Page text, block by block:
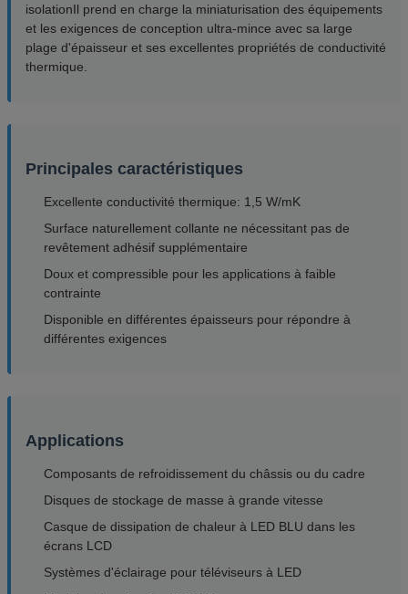
isolationIl prend en charge la miniaturisation des équipements
et les exigences de conception ultra-mince avec sa large
plage d'épaisseur et ses excellentes propriétés de conductivité
thermique.
Principales caractéristiques
Excellente conductivité thermique: 1,5 W/mK
Surface naturellement collante ne nécessitant pas de
revêtement adhésif supplémentaire
Doux et compressible pour les applications à faible
contrainte
Disponible en différentes épaisseurs pour répondre à
différentes exigences
Applications
Composants de refroidissement du châssis ou du cadre
Disques de stockage de masse à grande vitesse
Casque de dissipation de chaleur à LED BLU dans les
écrans LCD
Systèmes d'éclairage pour téléviseurs à LED